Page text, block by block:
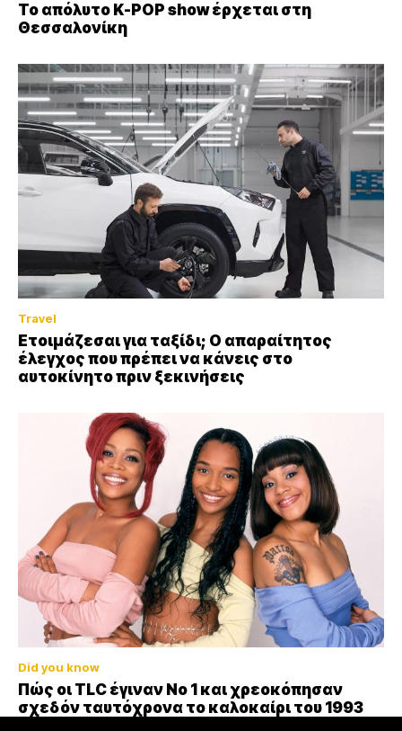
Το απόλυτο K-POP show έρχεται στη
Θεσσαλονίκη
Travel
Ετοιμάζεσαι για ταξίδι; Ο απαραίτητος
έλεγχος που πρέπει να κάνεις στο
αυτοκίνητο πριν ξεκινήσεις
Did you know
Πώς οι TLC έγιναν Νο 1 και χρεοκόπησαν
σχεδόν ταυτόχρονα το καλοκαίρι του 1993